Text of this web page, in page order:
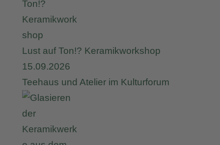
Lust auf Ton!? Keramikworkshop
15.09.2026
Teehaus und Atelier im Kulturforum